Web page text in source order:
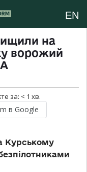
EN
на
ворожий
за: < 1 хв.
в Google
Курському